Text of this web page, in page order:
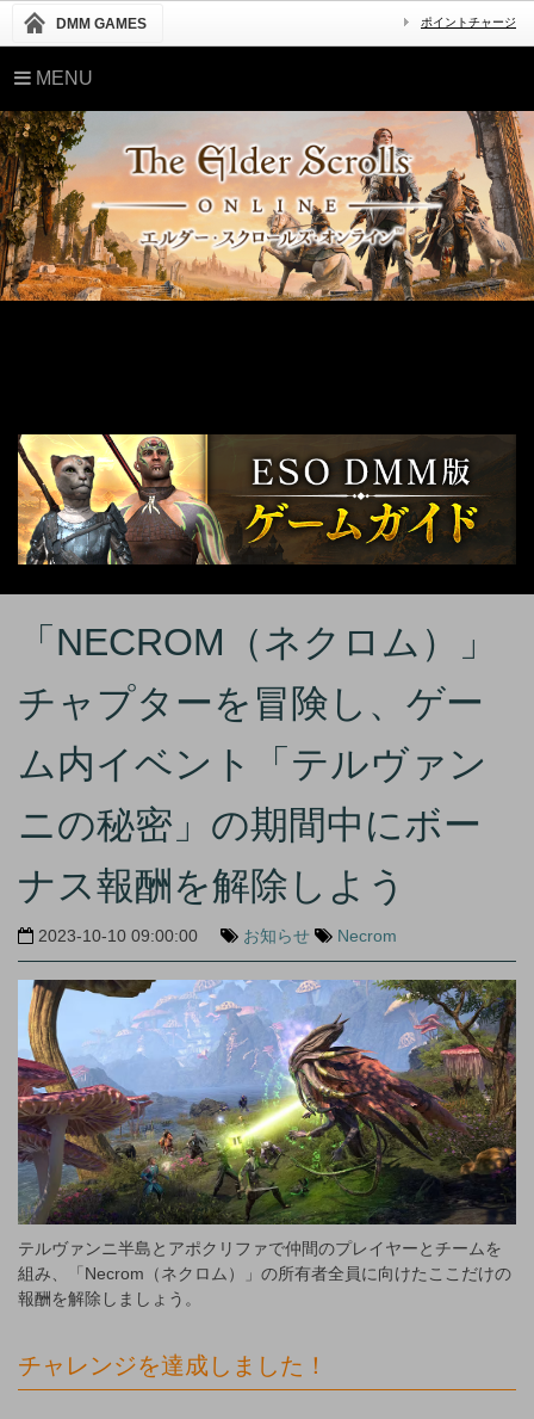
DMM GAMES ポイントチャージ
MENU
「NECROM（ネクロム）」
チャプターを冒険し、ゲー
ム内イベント「テルヴァン
ニの秘密」の期間中にボー
ナス報酬を解除しよう
2023-10-10 09:00:00 お知らせ Necrom
テルヴァンニ半島とアポクリファで仲間のプレイヤーとチームを
組み、「Necrom（ネクロム）」の所有者全員に向けたここだけの
報酬を解除しましょう。
チャレンジを達成しました！